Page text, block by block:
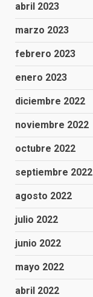
abril 2023
marzo 2023
febrero 2023
enero 2023
diciembre 2022
noviembre 2022
octubre 2022
septiembre 2022
agosto 2022
julio 2022
junio 2022
mayo 2022
abril 2022